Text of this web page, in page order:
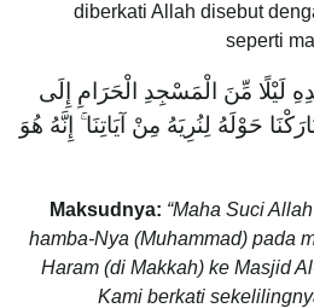
diberkati Allah disebut
seperti
لَيْلًا مِّنَ الْمَسْجِدِ الْحَرَامِ إِلَى
حَوْلَهُ لِنُرِيَهُ مِنْ آيَاتِنَا ۚ إِنَّهُ هُوَ
Maksudnya: “Maha Suci
hamba-Nya (Muhammad) pada
Haram (di Makkah) ke Masjid
Kami berkati